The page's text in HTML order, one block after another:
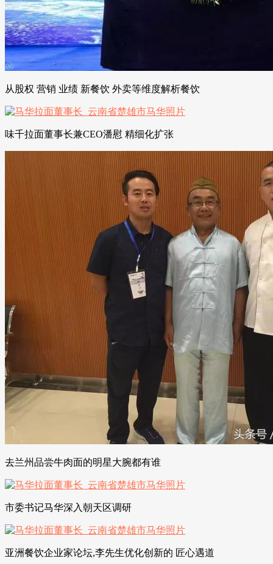
从股权 营销 业绩 新餐饮 外卖等维度解析餐饮
味千拉面董事长兼CEO潘慰 精细化扩张
去兰州品尝牛肉面的明星大腕都有谁
市委书记马华深入朝天区调研
亚洲餐饮企业家论坛,李先生优化创新的 匠心遇道